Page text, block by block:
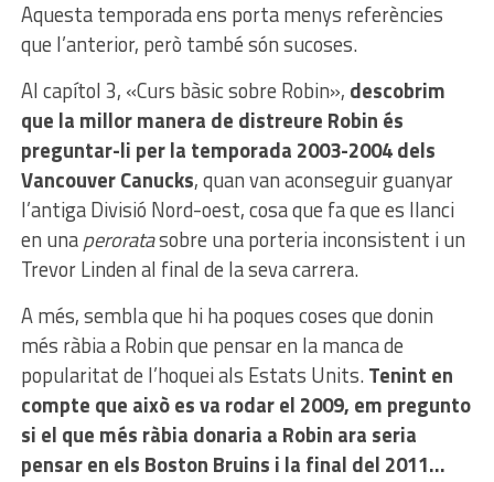
Aquesta temporada ens porta menys referències
que l’anterior, però també són sucoses.
Al capítol 3, «Curs bàsic sobre Robin», descobrim
que la millor manera de distreure Robin és
preguntar-li per la temporada 2003-2004 dels
Vancouver Canucks, quan van aconseguir guanyar
l’antiga Divisió Nord-oest, cosa que fa que es llanci
en unaperoratasobre una porteria inconsistent i un
Trevor Linden al final de la seva carrera.
A més, sembla que hi ha poques coses que donin
més ràbia a Robin que pensar en la manca de
popularitat de l’hoquei als Estats Units.Tenint en
compte que això es va rodar el 2009, em pregunto
si el que més ràbia donaria a Robin ara seria
pensar en els Boston Bruins i la final del 2011…